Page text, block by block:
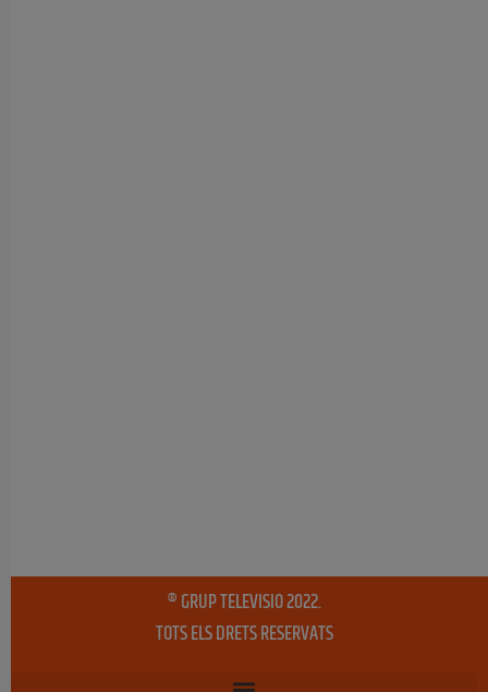
® GRUP TELEVISIO 2022.
TOTS ELS DRETS RESERVATS